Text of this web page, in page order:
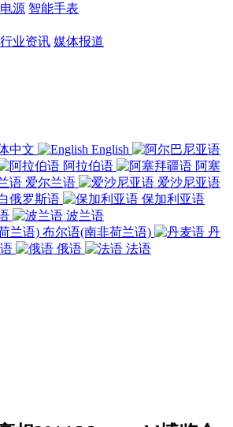
源 智能手表
行业资讯 媒体报道
中文
English
阿拉伯语
阿塞
爱尔兰语
爱沙尼亚语
俄罗斯语
保加利亚语
波兰语
布尔语(南非荷兰语)
丹
俄语 法语